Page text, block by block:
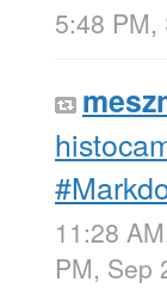
5:48 PM,
11:28
PM, Sep